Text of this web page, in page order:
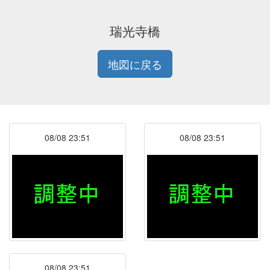
瑞光寺橋
地図に戻る
08/08 23:51 08/08 23:51
08/08 23:51